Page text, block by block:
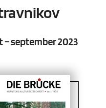
– september 2023